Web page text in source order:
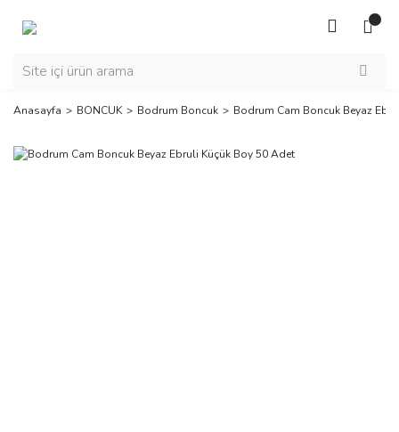
Anasayfa BONCUK Bodrum Boncuk Bodrum Cam Boncuk Beyaz